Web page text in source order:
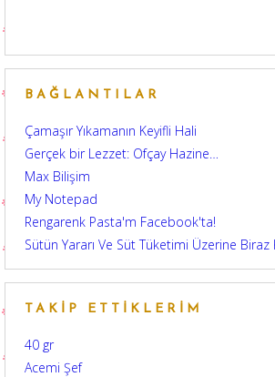
BAĞLANTILAR
Çamaşır Yıkamanın Keyifli Hali
Gerçek bir Lezzet: Ofçay Hazine…
Max Bilişim
My Notepad
Rengarenk Pasta'm Facebook'ta!
Sütün Yararı Ve Süt Tüketimi Üzerine Biraz
TAKIP ETTIKLERIM
40 gr
Acemi Şef